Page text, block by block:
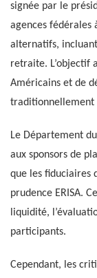
signée par le
agences fédérales
alternatifs,
retraite. L’objectif
Américains et de
traditionnellement
Le Département
aux sponsors de
que les fiduciaires
prudence ERISA.
liquidité,
participants.
Cependant, les